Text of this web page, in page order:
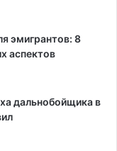
эмигрантов: 8
аспектов
дальнобойщика в